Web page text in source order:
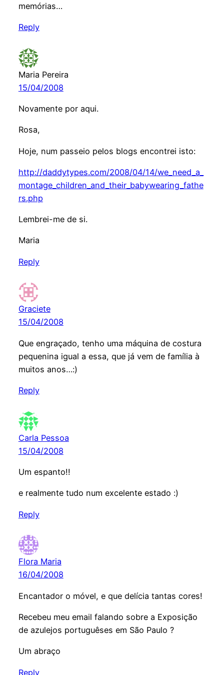
memórias…
Reply
Maria Pereira
15/04/2008
Novamente por aqui.
Rosa,
Hoje, num passeio pelos blogs encontrei isto:
http://daddytypes.com/2008/04/14/we_need_a_
montage_children_and_their_babywearing_fathe
rs.php
Lembrei-me de si.
Maria
Reply
Graciete
15/04/2008
Que engraçado, tenho uma máquina de costura
pequenina igual a essa, que já vem de família à
muitos anos…:)
Reply
Carla Pessoa
15/04/2008
Um espanto!!
e realmente tudo num excelente estado :)
Reply
Flora Maria
16/04/2008
Encantador o móvel, e que delícia tantas cores!
Recebeu meu email falando sobre a Exposição
de azulejos portuguêses em São Paulo ?
Um abraço
Reply